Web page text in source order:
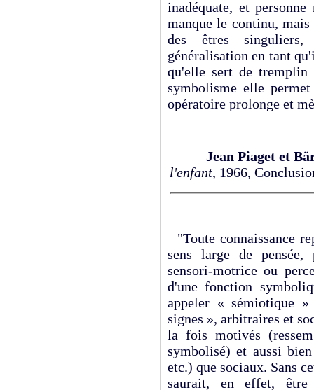
inadéquate, et
manque le continu,
des êtres singuliers,
généralisation en tant
qu'elle sert de
symbolisme elle
opératoire prolonge et
Jean Piaget et
l'enfant, 1966,
"Toute connaissance
sens large de pensée,
sensori-motrice ou
d'une fonction
appeler « sémiotique
signes », arbitraires et
la fois motivés
symbolisé) et aussi
etc.) que sociaux. Sans
saurait, en effet,